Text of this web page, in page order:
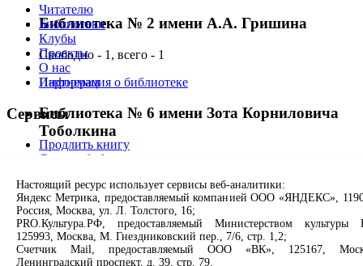
Библиотека № 2 имени А.А. Гришина
Свободно - 1, всего - 1
Информация о библиотеке
Библиотека № 6 имени Зота Корниловича
Тоболкина
Информация о библиотеке
Библиотека № 7 имени И.М. Ермакова
Свободно - 1, всего - 1
Читателю
Библиотеки
Клубы
Проекты
О нас
Партнерам
Сервисы
Продлить книгу
Спроси библиотекаря
Оцените качество услуг
Направить обращение директору
Соцсети
Настоящий ресурс использует сервисы веб-аналитики:
Яндекс Метрика, предоставляемый компанией ООО «ЯНДЕКС»,
Россия, Москва, ул. Л. Толстого, 16;
PRO.Культура.РФ, предоставляемый Министерством культуры
125993, Москва, М. Гнездниковский пер., 7/6, стр. 1,2;
Счетчик Mail, предоставляемый ООО «ВК», 125167,
Ленинградский проспект, д. 39, стр. 79.